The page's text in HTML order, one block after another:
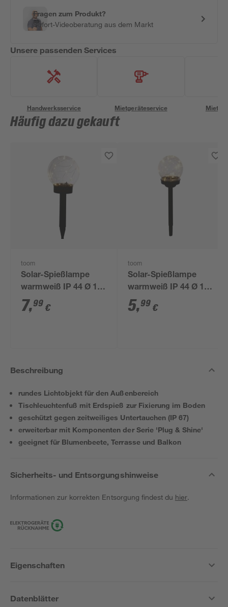
Fragen zum Produkt?
Sofort-Videoberatung aus dem Markt
Unsere passenden Services
Handwerksservice Mietgeräteservice
Häufig dazu gekauft
toom
Solar-Spießlampe
warmweiß IP 44 Ø 15
x 44 cm
7,99 €
toom
Solar-Spießlampe
warmweiß IP 44 Ø 10
x 39 cm
5,99 €
Beschreibung
rundes Lichtobjekt für den Außenbereich
Tischleuchtenfuß mit Erdspieß zur Fixierung im Boden
geschützt gegen zeitweiliges Untertauchen (IP 67)
erweiterbar mit Komponenten der Serie 'Plug & Shine'
geeignet für Blumenbeete, Terrasse und Balkon
Sicherheits- und Entsorgungshinweise
Informationen zur korrekten Entsorgung findest du hier.
Eigenschaften
Datenblätter